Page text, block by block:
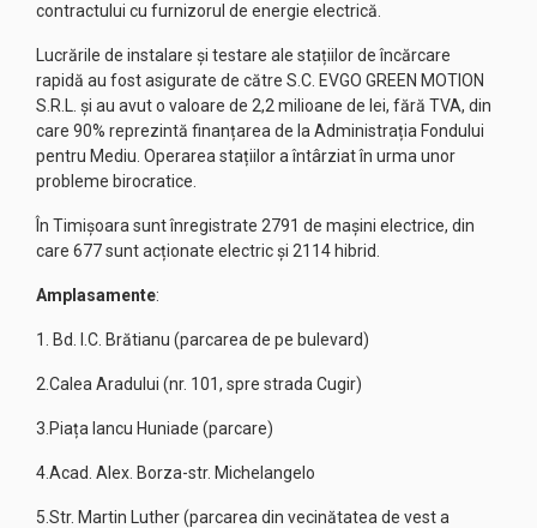
contractului cu furnizorul de energie electrică.
Lucrările de instalare și testare ale stațiilor de încărcare
rapidă au fost asigurate de către S.C. EVGO GREEN MOTION
S.R.L. și au avut o valoare de 2,2 milioane de lei, fără TVA, din
care 90% reprezintă finanțarea de la Administrația Fondului
pentru Mediu. Operarea stațiilor a întârziat în urma unor
probleme birocratice.
În Timișoara sunt înregistrate 2791 de mașini electrice, din
care 677 sunt acționate electric și 2114 hibrid.
Amplasamente:
1. Bd. I.C. Brătianu (parcarea de pe bulevard)
2.Calea Aradului (nr. 101, spre strada Cugir)
3.Piața Iancu Huniade (parcare)
4.Acad. Alex. Borza-str. Michelangelo
5.Str. Martin Luther (parcarea din vecinătatea de vest a